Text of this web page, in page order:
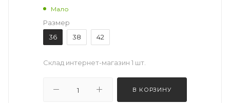
Мало
Размер
36
38 42
Склад интернет-магазин 1 шт.
В КОРЗИНУ